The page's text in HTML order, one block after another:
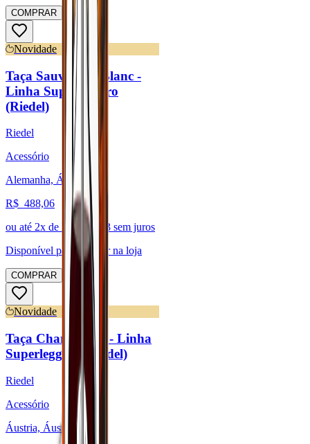
COMPRAR
Novidade
Taça Sauvignon Blanc -
Linha Superleggero
(Riedel)
Riedel
Acessório
Alemanha, Áustria
R$ 488,06
ou até 2x de R$ 244,03 sem juros
Disponível para:
Retirar na loja
COMPRAR
Novidade
Taça Champagne - Linha
Superleggero (Riedel)
Riedel
Acessório
Áustria, Áustria